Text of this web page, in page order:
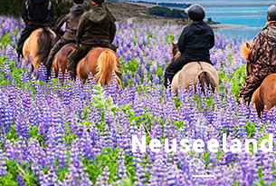
Neuseeland